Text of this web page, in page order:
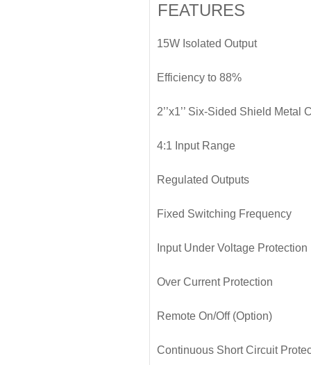
FEATURES
15W Isolated Output
Efficiency to 88%
2’’x1’’ Six-Sided Shield Metal
4:1 Input Range
Regulated Outputs
Fixed Switching Frequency
Input Under Voltage Protection
Over Current Protection
Remote On/Off (Option)
Continuous Short Circuit